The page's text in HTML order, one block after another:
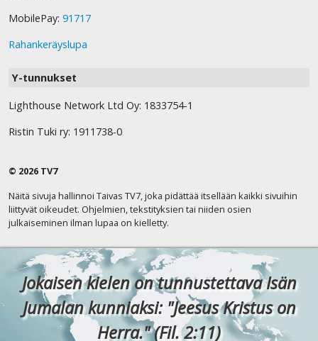
MobilePay: 91717
Rahankeräyslupa
Y-tunnukset
Lighthouse Network Ltd Oy: 1833754-1
Ristin Tuki ry: 1911738-0
© 2026 TV7
Näitä sivuja hallinnoi Taivas TV7, joka pidättää itsellään kaikki sivuihin
liittyvät oikeudet. Ohjelmien, tekstityksien tai niiden osien
julkaiseminen ilman lupaa on kielletty.
Jokaisen kielen on tunnustettava Isän
Jumalan kunniaksi: "Jeesus Kristus on
Herra." (Fil. 2:11)